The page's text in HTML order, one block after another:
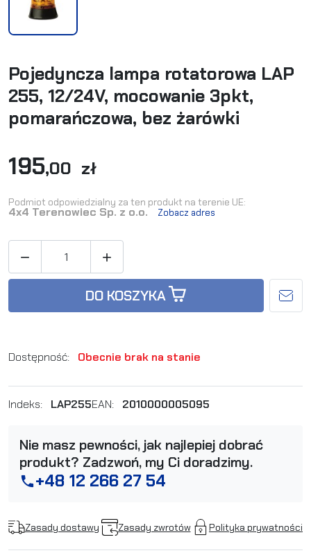
Pojedyncza lampa rotatorowa LAP
255, 12/24V, mocowanie 3pkt,
pomarańczowa, bez żarówki
195,00 zł
Podmiot odpowiedzialny za ten produkt na terenie UE:
4x4 Terenowiec Sp. z o.o. Zobacz adres
 
DO KOSZYKA
Dostępność: Obecnie brak na stanie
Indeks: LAP255EAN: 2010000005095
Nie masz pewności, jak najlepiej dobrać
produkt? Zadzwoń, my Ci doradzimy.
phone+48 12 266 27 54
Zasady dostawy Zasady zwrotów Polityka prywatności